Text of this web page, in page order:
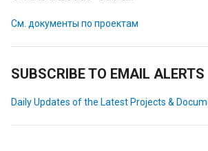
См. документы по проектам
SUBSCRIBE TO EMAIL ALERTS
Daily Updates of the Latest Projects &